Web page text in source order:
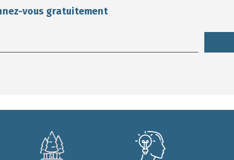
vous gratuitement